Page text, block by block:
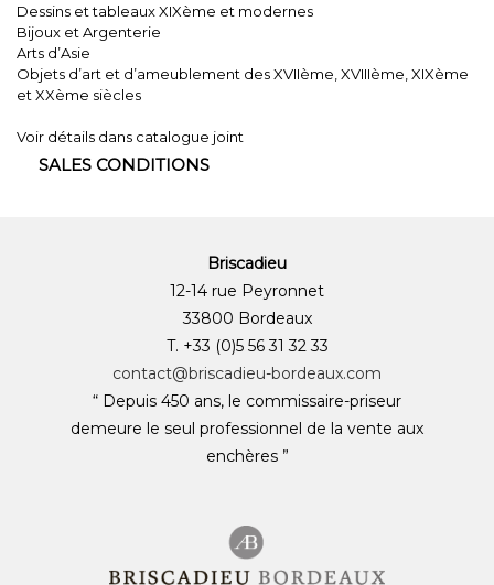
Dessins et tableaux XIXème et modernes
Bijoux et Argenterie
Arts d’Asie
Objets d’art et d’ameublement des XVIIème, XVIIIème, XIXème
et XXème siècles
Voir détails dans catalogue joint
SALES CONDITIONS
Briscadieu
12-14 rue Peyronnet
33800 Bordeaux
T. +33 (0)5 56 31 32 33
contact@briscadieu-bordeaux.com
“ Depuis 450 ans, le commissaire-priseur
demeure le seul professionnel de la vente aux
enchères ”